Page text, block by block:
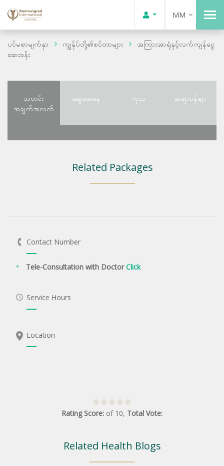
MM
ပင်မစာမျက်နှာ ကျွန်ုပ်တို့၏စင်တာများ
အကြားအာရုံနှင့်လက်ကျန်ငွေ
ဆေးခန်း
သတင်း
အချက်အလက်
အခွအေနေ ကုသ ဆရာဝန်မျာ
Related Packages
Contact Number
Tele-Consultation with DoctorClick
Service Hours
Location
Rating Score: of 10, Total Vote:
Related Health Blogs